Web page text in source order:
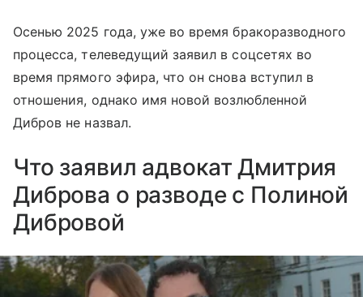
Осенью 2025 года, уже во время бракоразводного
процесса, телеведущий заявил в соцсетях во
время прямого эфира, что он снова вступил в
отношения, однако имя новой возлюбленной
Дибров не назвал.
Что заявил адвокат Дмитрия
Диброва о разводе с Полиной
Дибровой